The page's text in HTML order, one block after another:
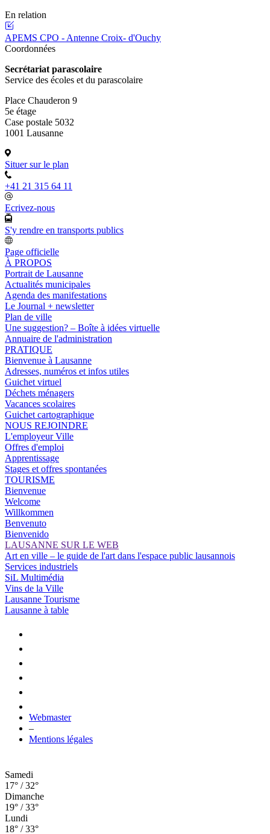
En relation
APEMS CPO - Antenne Croix- d'Ouchy
Coordonnées
Secrétariat parascolaire
Service des écoles et du parascolaire
Place Chauderon 9
5e étage
Case postale 5032
1001 Lausanne
Situer sur le plan
+41 21 315 64 11
Ecrivez-nous
S'y rendre en transports publics
Page officielle
À PROPOS
Portrait de Lausanne
Actualités municipales
Agenda des manifestations
Le Journal + newsletter
Plan de ville
Une suggestion? – Boîte à idées virtuelle
Annuaire de l'administration
PRATIQUE
Bienvenue à Lausanne
Adresses, numéros et infos utiles
Guichet virtuel
Déchets ménagers
Vacances scolaires
Guichet cartographique
NOUS REJOINDRE
L'employeur Ville
Offres d'emploi
Apprentissage
Stages et offres spontanées
TOURISME
Bienvenue
Welcome
Willkommen
Benvenuto
Bienvenido
LAUSANNE SUR LE WEB
Art en ville – le guide de l'art dans l'espace public lausannois
Services industriels
SiL Multimédia
Vins de la Ville
Lausanne Tourisme
Lausanne à table
Webmaster
–
Mentions légales
Samedi
17° / 32°
Dimanche
19° / 33°
Lundi
18° / 33°